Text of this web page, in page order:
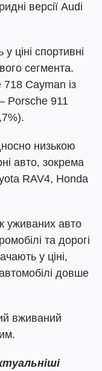
версії Audi
ціні спортивні
сегмента.
Cayman із
Porsche 911
низькою
авто, зокрема
RAV4, Honda
уживаних авто
та дорогі
у ціні,
довше
вживаний